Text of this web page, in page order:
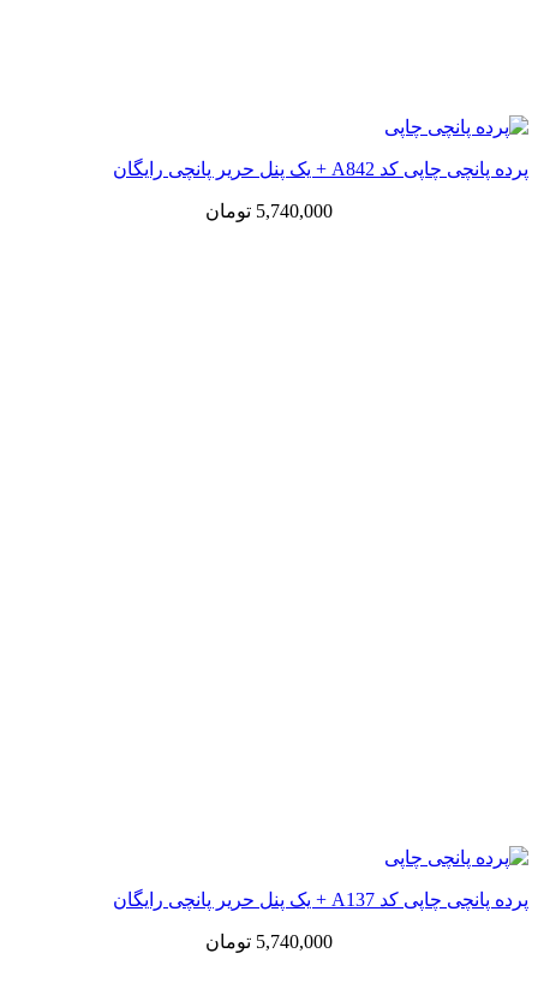
پرده پانچی چاپی کد A842 + یک پنل حریر پانچی رایگان
5,740,000 تومان
پرده پانچی چاپی کد A137 + یک پنل حریر پانچی رایگان
5,740,000 تومان